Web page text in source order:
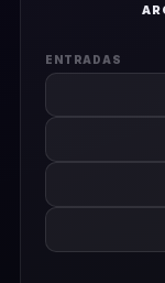
ENTRADAS